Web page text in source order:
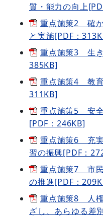
質・能力の向上
重点施策2 確
と実施[PDF：
重点施策3 生き
385KB]
重点施策4 教育
311KB]
重点施策5 安
[PDF：246KB]
重点施策6 充実
習の振興[PDF：
重点施策7 市
の推進[PDF：
重点施策8 人権
ざし、あらゆる差